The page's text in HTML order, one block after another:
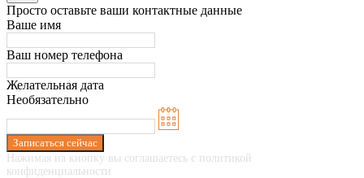
Просто оставьте ваши контактные данные
Ваше имя
Ваш номер телефона
Желательная дата
Необязательно
Записаться сейчас
Нажимая на кнопку вы соглашаетесь с политикой
конфиденциальности